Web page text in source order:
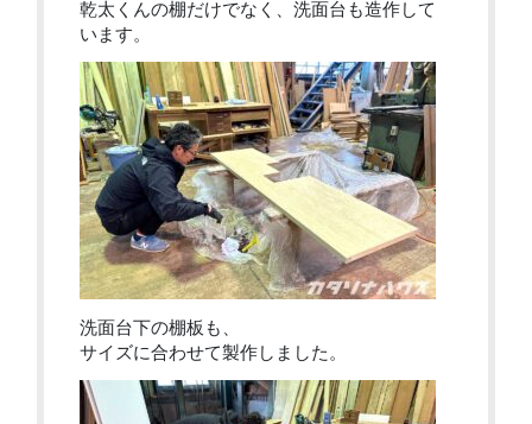
乾太くんの棚だけでなく、洗面台も造作して
います。
洗面台下の棚板も、
サイズに合わせて製作しました。